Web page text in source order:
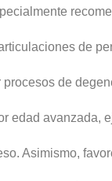
de
de
edad avanzada,
Asimismo,